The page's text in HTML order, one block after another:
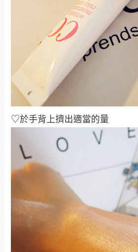
♡於手背上擠出適當的量